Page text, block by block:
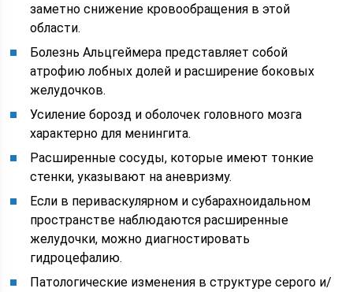
заметно снижение кровообращения в этой
области.
Болезнь Альцгеймера представляет собой
атрофию лобных долей и расширение боковых
желудочков.
Усиление борозд и оболочек головного мозга
характерно для менингита.
Расширенные сосуды, которые имеют тонкие
стенки, указывают на аневризму.
Если в периваскулярном и субарахноидальном
пространстве наблюдаются расширенные
желудочки, можно диагностировать
гидроцефалию.
Патологические изменения в структуре серого и/